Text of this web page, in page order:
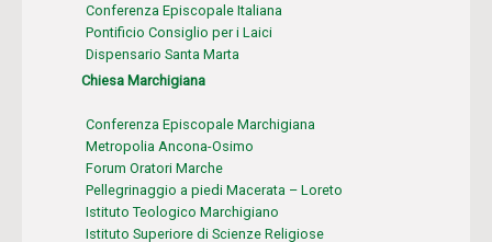
Conferenza Episcopale Italiana
Pontificio Consiglio per i Laici
Dispensario Santa Marta
Chiesa Marchigiana
Conferenza Episcopale Marchigiana
Metropolia Ancona-Osimo
Forum Oratori Marche
Pellegrinaggio a piedi Macerata – Loreto
Istituto Teologico Marchigiano
Istituto Superiore di Scienze Religiose